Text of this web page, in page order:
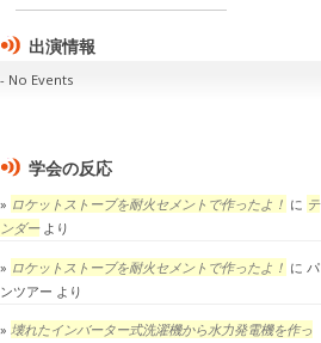
出演情報
No Events
学会の反応
ロケットストーブを耐火セメントで作ったよ！ に テ
ンダーより
ロケットストーブを耐火セメントで作ったよ！ に パ
ンツアー より
壊れたインバーター式洗濯機から水力発電機を作っ